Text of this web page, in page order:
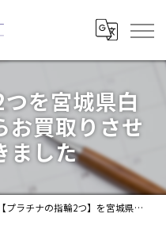
を宮城県白
お買取りさせ
ました
【プラチナの指輪2つ】を宮城県白石市のお客様からお買取りさせていただきました